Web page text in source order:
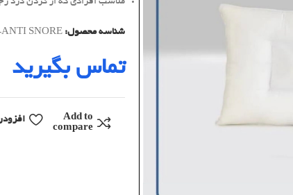
شناسه محصول: SNORE
تماس بگیرید
Add to
compare